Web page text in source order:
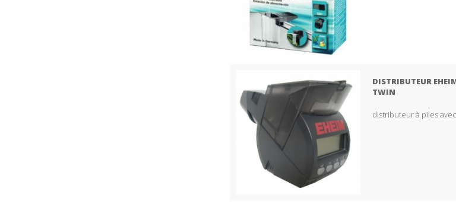
DISTRIBUTEUR
TWIN
distributeur à piles